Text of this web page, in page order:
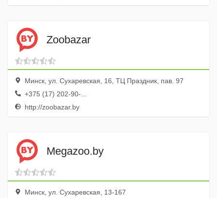
Zoobazar
Минск, ул. Сухаревская, 16, ТЦ Праздник, пав. 97
+375 (17) 202-90-...
http://zoobazar.by
Megazoo.by
Минск, ул. Сухаревская, 13-167